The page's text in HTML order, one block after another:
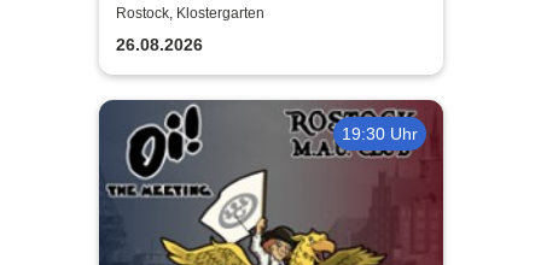
Schmedtje - Between the
Lights
Rostock, Klostergarten
26.08.2026
19:30 Uhr